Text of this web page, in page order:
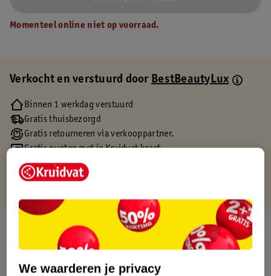
Momenteel online niet op voorraad.
Verkocht en verstuurd doorBestBeautyLux
Binnen 1 werkdag verstuurd
Gratis thuisbezorgd
Gratis retourneren via verkooppartner.
Gratis punten met je Kruidvat kaart
Over dit product
We waarderen je privacy